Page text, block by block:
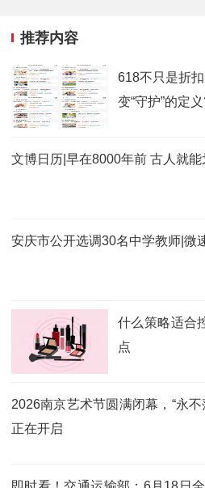
推荐内容
618不只是折
变“守护”的定
文博日历|早在8000年前 古人就能
安庆市公开选调30名中学教师|微
什么策略适合
点
2026南京艺术节圆满闭幕，“永
正在开启